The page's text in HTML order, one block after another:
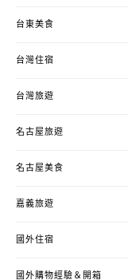
台東美食
台灣住宿
台灣旅遊
名古屋旅遊
名古屋美食
嘉義旅遊
國外住宿
國外購物經驗＆開箱